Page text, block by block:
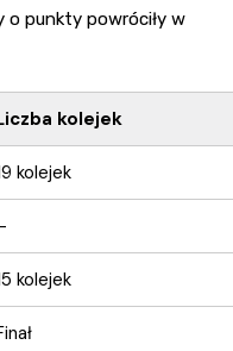
o punkty powróciły w
kolejek
kolejek
kolejek